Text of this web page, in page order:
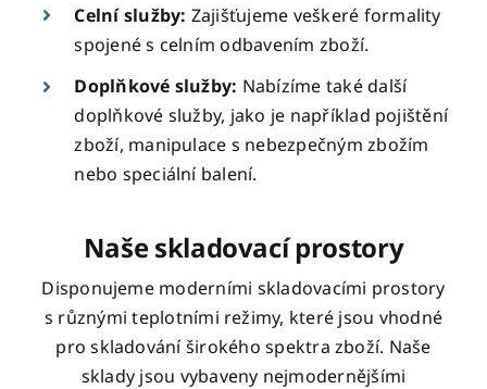
Celní služby: Zajišťujeme veškeré formality
spojené s celním odbavením zboží.
Doplňkové služby: Nabízíme také další
doplňkové služby, jako je například pojištění
zboží, manipulace s nebezpečným zbožím
nebo speciální balení.
Naše skladovací prostory
Disponujeme moderními skladovacími prostory
s různými teplotními režimy, které jsou vhodné
pro skladování širokého spektra zboží. Naše
sklady jsou vybaveny nejmodernějšími